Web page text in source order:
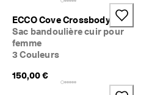
ECCO Cove Crossbody
Sac bandoulière cuir pour
femme
3 Couleurs
150,00 €